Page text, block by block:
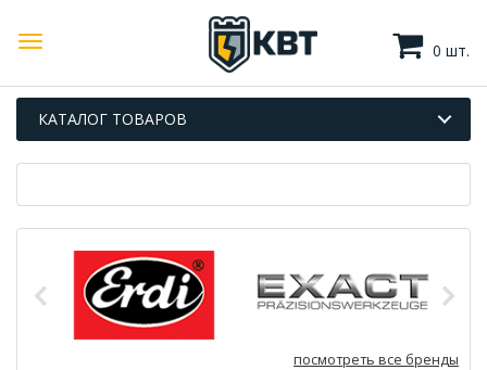
0 шт.
КАТАЛОГ ТОВАРОВ
посмотреть все бренды